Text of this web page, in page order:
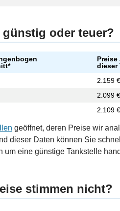
oder teuer?
Preise
dieser
2.159 €
2.099 €
2.109 €
geöffnet, deren Preise wir
dieser Daten können Sie
eine günstige Tankstelle
stimmen nicht?